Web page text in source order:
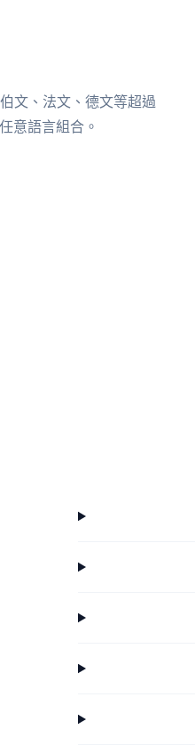
文、法文、德文等超過
意語言組合。